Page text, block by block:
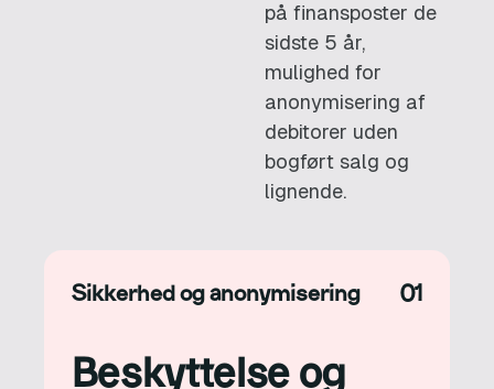
på finansposter de
sidste 5 år,
mulighed for
anonymisering af
debitorer uden
bogført salg og
lignende.
Sikkerhed og anonymisering 01
Beskyttelse og